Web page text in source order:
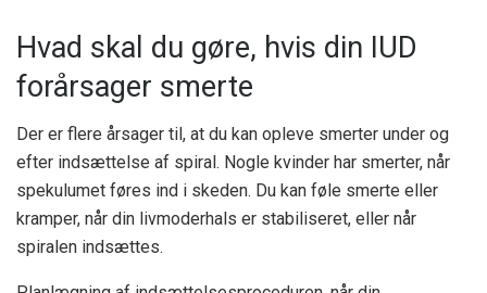
Hvad skal du gøre, hvis din IUD
forårsager smerte
Der er flere årsager til, at du kan opleve smerter under og
efter indsættelse af spiral. Nogle kvinder har smerter, når
spekulumet føres ind i skeden. Du kan føle smerte eller
kramper, når din livmoderhals er stabiliseret, eller når
spiralen indsættes.